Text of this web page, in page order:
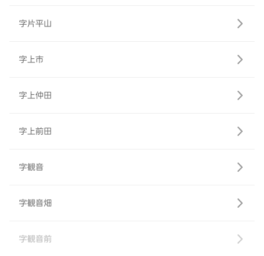
字片平山
字上市
字上仲田
字上前田
字観音
字観音畑
字観音前